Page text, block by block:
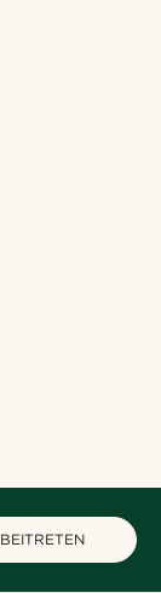
BEITRETEN